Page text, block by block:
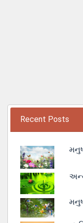
Recent Posts